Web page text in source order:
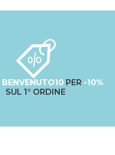
BENVENUTO10 PER -10%
SUL 1° ORDINE